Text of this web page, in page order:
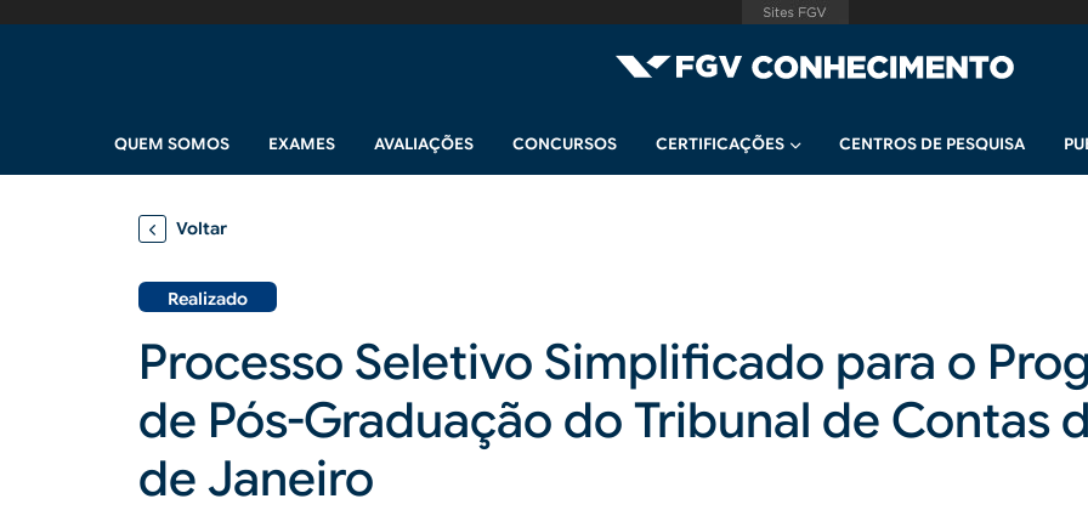
Navegação principal
QUEM SOMOS EXAMES AVALIAÇÕES CONCURSOS CERTIFICAÇÕES CENTROS DE PESQUISA
Voltar
Realizado
Processo Seletivo Simplificado para o
de Pós-Graduação do Tribunal de Contas
de Janeiro